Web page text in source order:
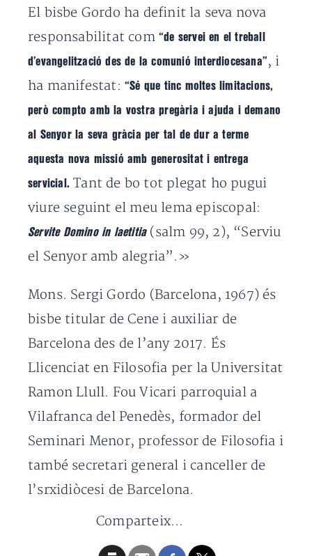
El bisbe Gordo ha definit la seva nova
responsabilitat com “de servei en el treball
d’evangelització des de la comunió interdiocesana” , i
ha manifestat: “Sé que tinc moltes limitacions,
però compto amb la vostra pregària i ajuda i demano
al Senyor la seva gràcia per tal de dur a terme
aquesta nova missió amb generositat i entrega
servicial. Tant de bo tot plegat ho pugui
viure seguint el meu lema episcopal:
Servite Domino in laetitia(salm 99, 2), “Serviu
el Senyor amb alegria”.»
Mons. Sergi Gordo (Barcelona, 1967) és
bisbe titular de Cene i auxiliar de
Barcelona des de l’any 2017. És
Llicenciat en Filosofia per la Universitat
Ramon Llull. Fou Vicari parroquial a
Vilafranca del Penedès, formador del
Seminari Menor, professor de Filosofia i
també secretari general i canceller de
l’srxidiòcesi de Barcelona.
Comparteix...